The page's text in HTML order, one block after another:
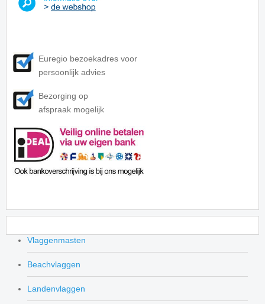
Euregio bezoekadres voor
persoonlijk advies
Bezorging op
afspraak mogelijk
Vlaggenmasten
Beachvlaggen
Landenvlaggen